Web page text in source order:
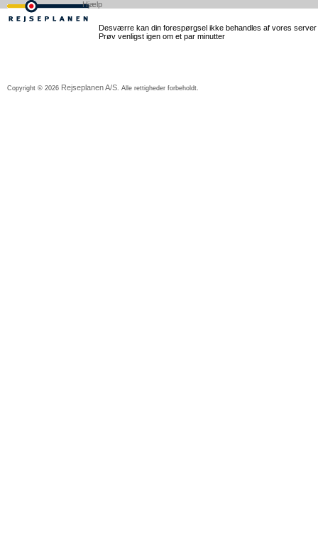
Hjælp
Desværre kan din forespørgsel ikke behandles af vores
Prøv venligst igen om et par minutter
Copyright © 2026 Rejseplanen A/S. Alle rettigheder forbeholdt.